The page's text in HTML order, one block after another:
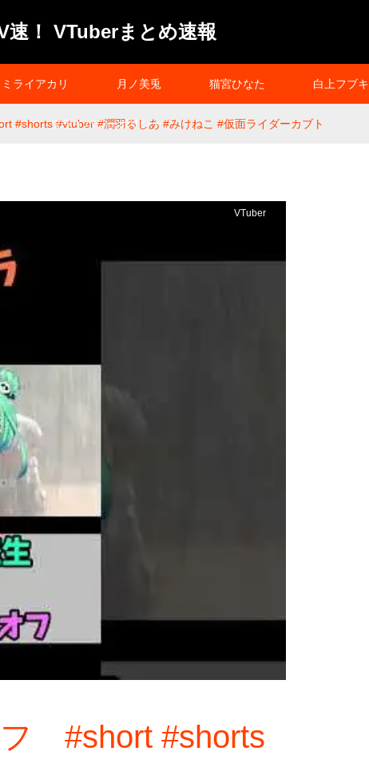
速！ VTuberまとめ速報
ミライアカリ 月ノ美兎 猫宮ひなた 白上フブキ
プライバシーポリシー
#shorts #vtuber #潤羽るしあ #みけねこ #仮面ライダーカブト
VTuber
#short #shorts